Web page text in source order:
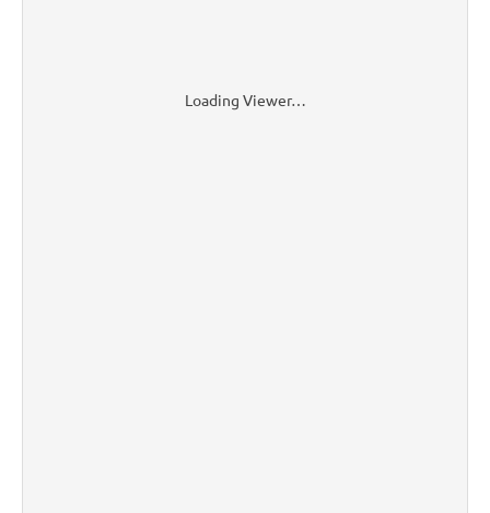
Loading Viewer…